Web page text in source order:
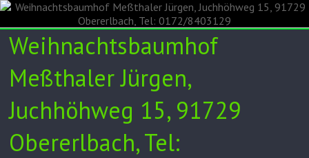
Skip
content
Weihnachtsbaumhof
Meßthaler Jürgen,
Juchhöhweg 15, 91729
Obererlbach, Tel: